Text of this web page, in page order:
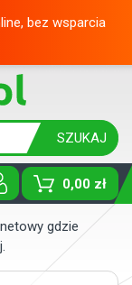
bez wsparcia
SZUKAJ
0,00 zł
gdzie